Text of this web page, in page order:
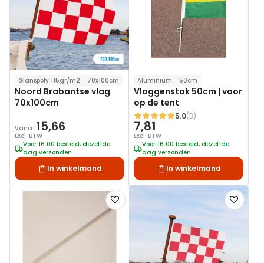
Glanspoly 115gr/m2 70x100cm
Noord Brabantse vlag
70x100cm
Vanaf 15,66
Excl. BTW
Voor 16:00 besteld, dezelfde
dag verzonden
In winkelmand
Aluminium 50cm
Vlaggenstok 50cm | voor
op de tent
Waardering:
5.0(3)
7,81
Excl. BTW
Voor 16:00 besteld, dezelfde
dag verzonden
In winkelmand
Voeg
toe
Voeg
toe